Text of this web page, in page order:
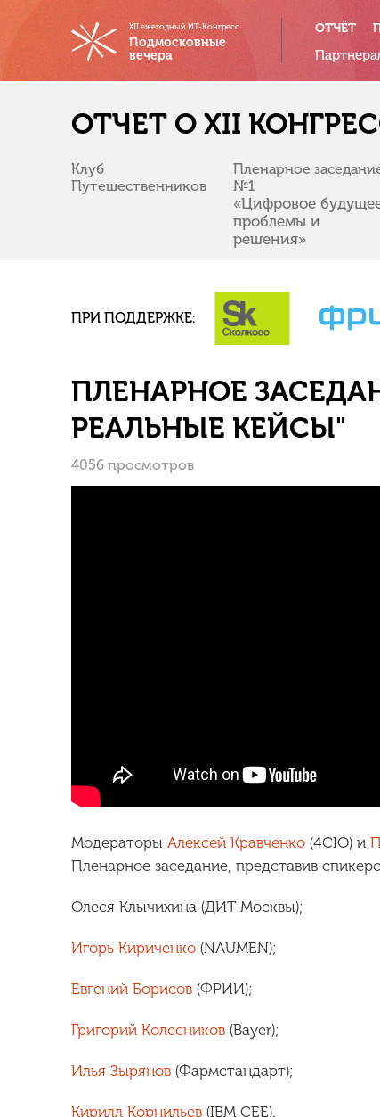
XII ежегодный ИТ-Конгресс
Подмосковные
вечера
ОТЧЁТ
ОТЧЕТ О XII
Клуб
Путешественников
Пленарное
№1
«Цифровое
проблемы и
решения»
ПРИ ПОДДЕРЖКЕ:
ПЛЕНАРНОЕ
РЕАЛЬНЫЕ КЕЙСЫ"
4056 просмотров
Модераторы Алексей Кравченко (4CIO) и
Пленарное заседание, представив
Олеся Клычихина (ДИТ Москвы);
Игорь Кириченко (NAUMEN);
Евгений Борисов (ФРИИ);
Григорий Колесников (Bayer);
Илья Зырянов (Фармстандарт);
Кирилл Корнильев (IBM CEE).